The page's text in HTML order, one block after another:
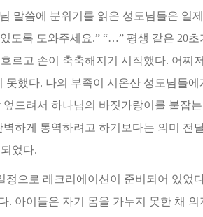
말씀에 분위기를 읽은 성도님들은 일
도록 도와주세요.” “…” 평생 같은 20
르고 손이 축축해지기 시작했다. 어찌
못했다. 나의 부족이 시온산 성도님들에
엎드려서 하나님의 바짓가랑이를 붙잡
하게 통역하려고 하기보다는 의미 전
었다.
으로 레크리에이션이 준비되어 있었
. 아이들은 자기 몸을 가누지 못한 채